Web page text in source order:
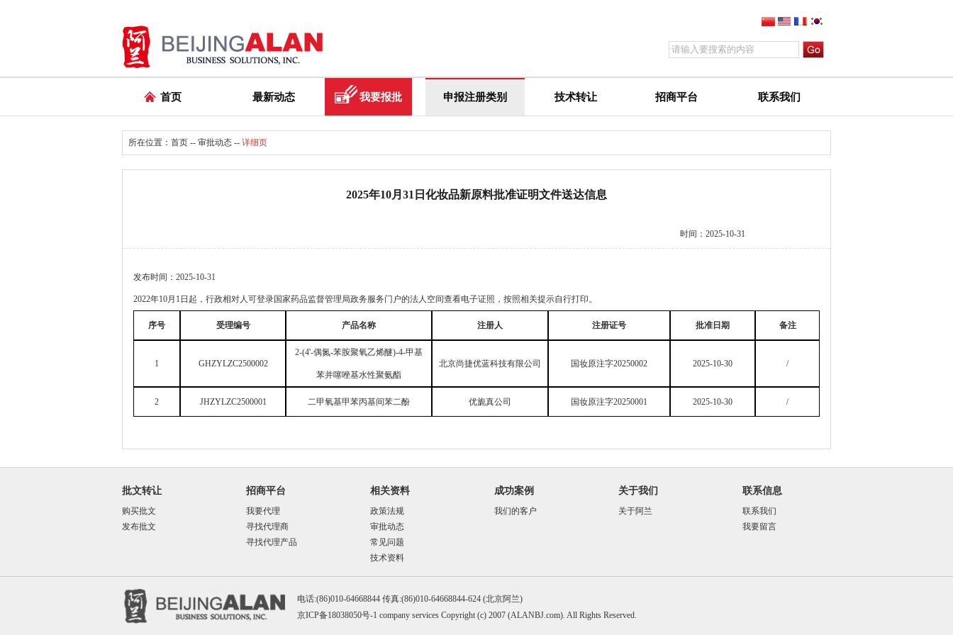
首页 最新动态 我要报批 申报注册类别 技术转让 招商平台 联系我们
所在位置： 首页 -- 审批动态 -- 详细页
2025年10月31日化妆品新原料批准证明文件送达信息
时间： 2025-10-31
发布时间：2025-10-31
2022年10月1日起，行政相对人可登录国家药品监督管理局政务服务门户的法人空间查看电子证照，按照相关提示自行打印。
序号 受理编号 产品名称 注册人 注册证号 批准日期 备注
1 GHZYLZC2500002
2-(4'-偶氮-苯胺聚氧乙烯醚)-4-甲基
苯并噻唑基水性聚氨酯
北京尚捷优蓝科技有限公司 国妆原注字20250002 2025-10-30 /
2 JHZYLZC2500001 二甲氧基甲苯丙基间苯二酚 优旎真公司 国妆原注字20250001 2025-10-30 /
批文转让
购买批文
发布批文
招商平台
我要代理
寻找代理商
寻找代理产品
相关资料
政策法规
审批动态
常见问题
技术资料
成功案例
我们的客户
关于我们
关于阿兰
联系信息
联系我们
我要留言
电话:(86)010-64668844 传真:(86)010-64668844-624 (北京阿兰)
京ICP备18038050号-1 company services Copyright (c) 2007 (ALANBJ.com). All Rights Reserved.